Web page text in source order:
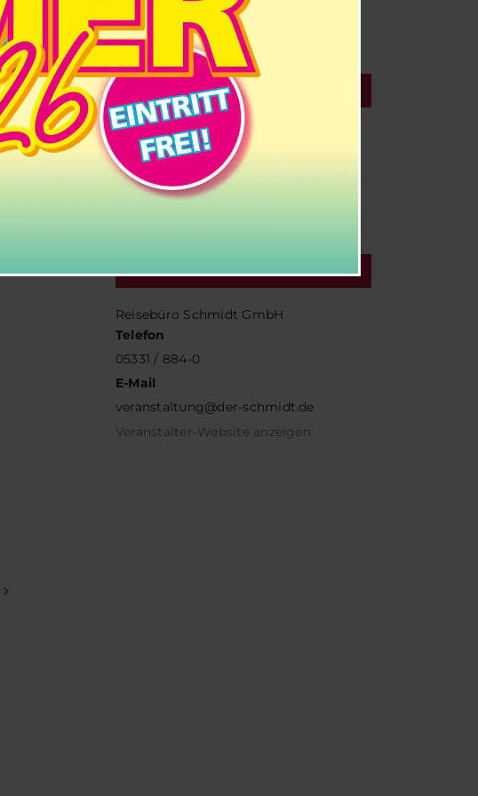
Musik
Zither
VERANSTALTUNGSORT
SchmidtTerminal
Halchtersche Str. 33
Wolfenbüttel,
Google Karte anzeigen
VERANSTALTER
Reisebüro Schmidt GmbH
Telefon
05331 / 884-0
E-Mail
veranstaltung@der-schmidt.de
Veranstalter-Website anzeigen